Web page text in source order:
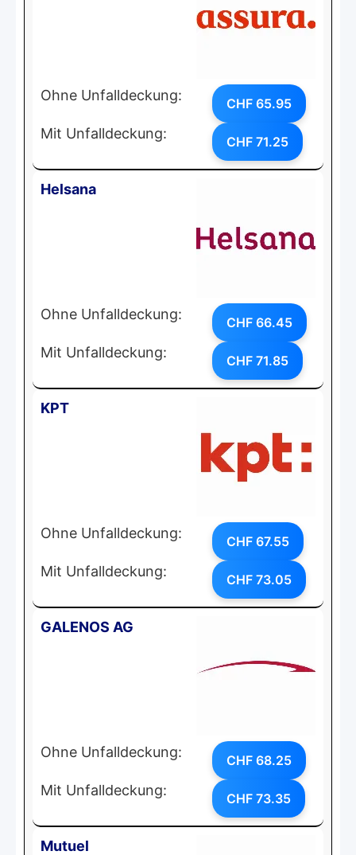
Ohne Unfalldeckung: CHF 65.95
Mit Unfalldeckung: CHF 71.25
Helsana
Ohne Unfalldeckung: CHF 66.45
Mit Unfalldeckung: CHF 71.85
KPT
Ohne Unfalldeckung: CHF 67.55
Mit Unfalldeckung: CHF 73.05
GALENOS AG
Ohne Unfalldeckung: CHF 68.25
Mit Unfalldeckung: CHF 73.35
Mutuel